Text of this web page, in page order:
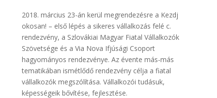
2018. március 23-án kerül megrendezésre a Kezdj
okosan! – első lépés a sikeres vállalkozás felé c.
rendezvény, a Szlovákiai Magyar Fiatal Vállalkozók
Szövetsége és a Via Nova Ifjúsági Csoport
hagyományos rendezvénye. Az évente más-más
tematikában ismétlődő rendezvény célja a fiatal
vállalkozók megszólítása. Vállalkozói tudásuk,
képességeik bővítése, fejlesztése.